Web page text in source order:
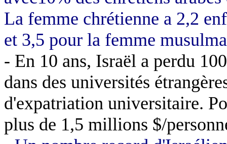
La femme chrétienne a 2,2
et 3,5 pour la femme
- En 10 ans, Israël a perdu
dans des universités
d'expatriation universitaire.
plus de 1,5 millions $/